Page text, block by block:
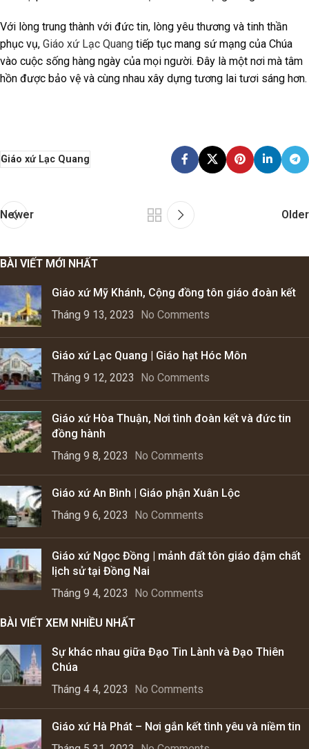
Với lòng trung thành với đức tin, lòng yêu thương và tinh thần
phục vụ, Giáo xứ Lạc Quang tiếp tục mang sứ mạng của Chúa
vào cuộc sống hàng ngày của mọi người. Đây là một nơi mà tâm
hồn được bảo vệ và cùng nhau xây dựng tương lai tươi sáng hơn.
Giáo xứ Lạc Quang
Newer Older
BÀI VIẾT MỚI NHẤT
Giáo xứ Mỹ Khánh, Cộng đồng tôn giáo đoàn kết
Tháng 9 13, 2023
No Comments
Giáo xứ Lạc Quang | Giáo hạt Hóc Môn
Tháng 9 12, 2023
No Comments
Giáo xứ Hòa Thuận, Nơi tình đoàn kết và đức tin
đồng hành
Tháng 9 8, 2023
No Comments
Giáo xứ An Bình | Giáo phận Xuân Lộc
Tháng 9 6, 2023
No Comments
Giáo xứ Ngọc Đồng | mảnh đất tôn giáo đậm chất
lịch sử tại Đồng Nai
Tháng 9 4, 2023
No Comments
BÀI VIẾT XEM NHIỀU NHẤT
Sự khác nhau giữa Đạo Tin Lành và Đạo Thiên
Chúa
Tháng 4 4, 2023
No Comments
Giáo xứ Hà Phát – Nơi gắn kết tình yêu và niềm tin